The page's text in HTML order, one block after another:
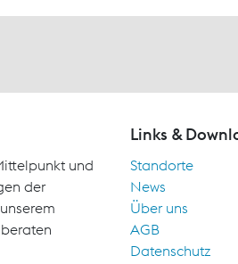
und
der
Links &
Standorte
News
Über uns
AGB
Datenschutz